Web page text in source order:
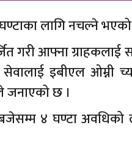
लागि नचल्ने
गरी आफ्ना ग्राहकलाई
इबीएल ओम्नी
जनाएको छ ।
४ घण्टा अवधिको